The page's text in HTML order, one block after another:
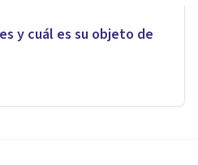
y cuál es su objeto de